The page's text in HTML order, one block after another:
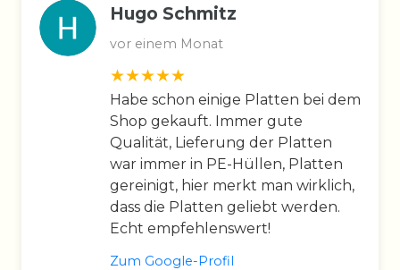
Hugo Schmitz
vor einem Monat
Habe schon einige Platten bei dem
Shop gekauft. Immer gute
Qualität, Lieferung der Platten
war immer in PE-Hüllen, Platten
gereinigt, hier merkt man wirklich,
dass die Platten geliebt werden.
Echt empfehlenswert!
Zum Google-Profil